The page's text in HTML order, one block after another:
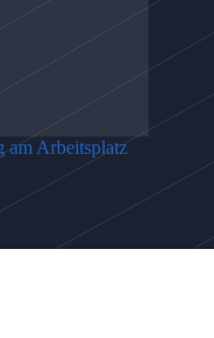
am Arbeitsplatz